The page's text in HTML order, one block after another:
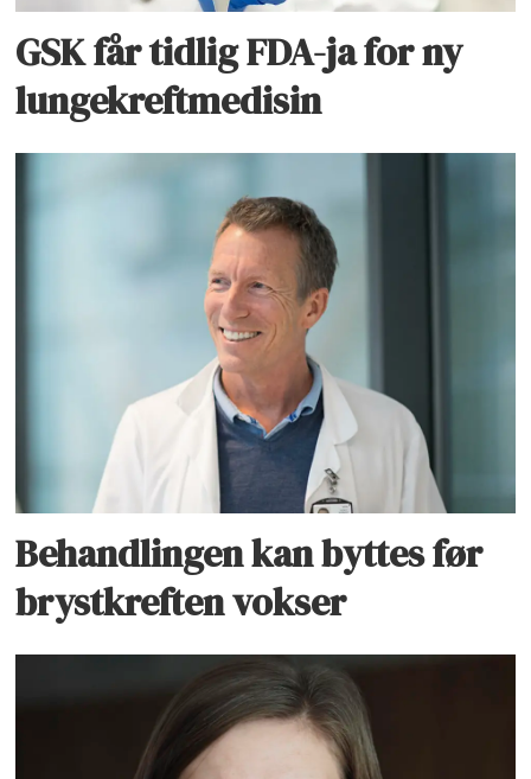
GSK får tidlig FDA-ja for ny
lungekreftmedisin
Behandlingen kan byttes før
brystkreften vokser